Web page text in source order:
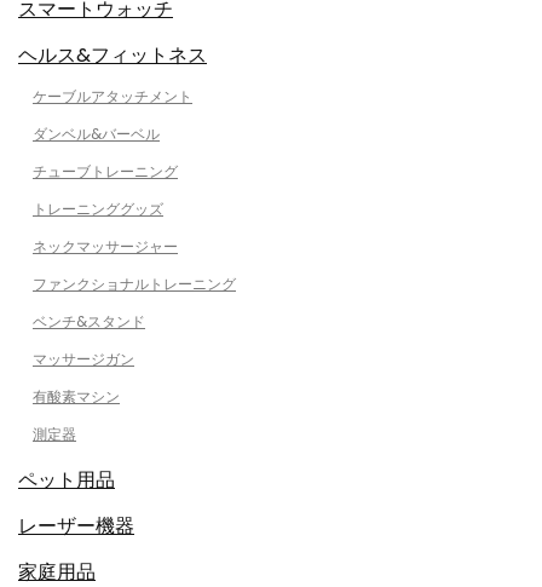
スマートウォッチ
ヘルス&フィットネス
ケーブルアタッチメント
ダンベル&バーベル
チューブトレーニング
トレーニンググッズ
ネックマッサージャー
ファンクショナルトレーニング
ベンチ&スタンド
マッサージガン
有酸素マシン
測定器
ペット用品
レーザー機器
家庭用品